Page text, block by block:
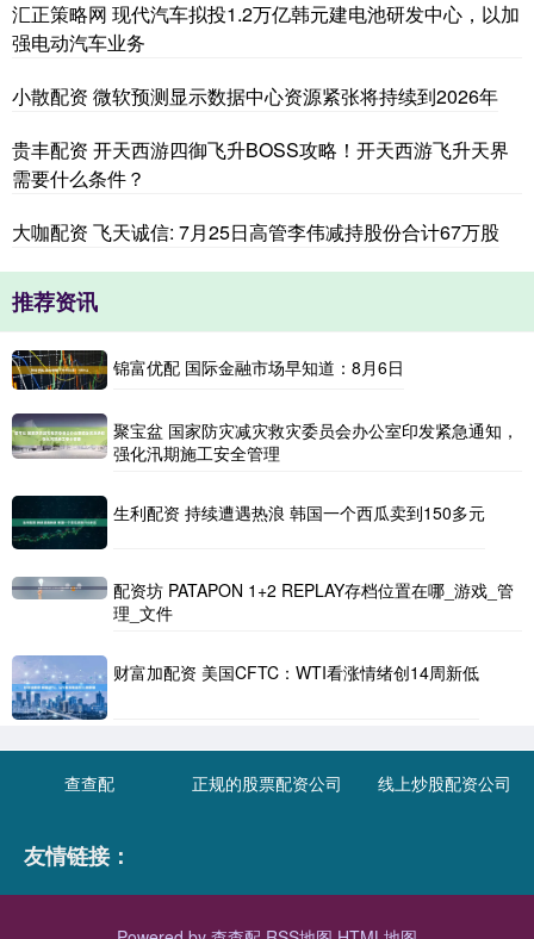
汇正策略网 现代汽车拟投1.2万亿韩元建电池研发中心，以加
强电动汽车业务
小散配资 微软预测显示数据中心资源紧张将持续到2026年
贵丰配资 开天西游四御飞升BOSS攻略！开天西游飞升天界
需要什么条件？
大咖配资 飞天诚信: 7月25日高管李伟减持股份合计67万股
推荐资讯
锦富优配 国际金融市场早知道：8月6日
聚宝盆 国家防灾减灾救灾委员会办公室印发紧急通知，
强化汛期施工安全管理
生利配资 持续遭遇热浪 韩国一个西瓜卖到150多元
配资坊 PATAPON 1+2 REPLAY存档位置在哪_游戏_管
理_文件
财富加配资 美国CFTC：WTI看涨情绪创14周新低
查查配 正规的股票配资公司 线上炒股配资公司
友情链接：